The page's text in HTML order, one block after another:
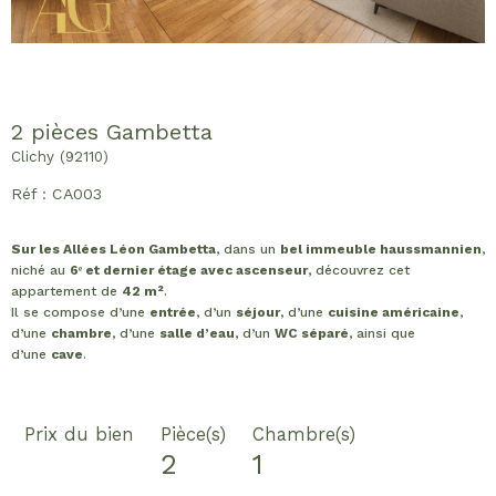
2 pièces Gambetta
Clichy (92110)
Réf : CA003
Sur les Allées Léon Gambetta, dans un bel immeuble haussmannien,
niché au 6ᵉ et dernier étage avec ascenseur, découvrez cet
appartement de 42 m².
Il se compose d’une entrée, d’un séjour, d’une cuisine américaine,
d’une chambre, d’une salle d’eau, d’un WC séparé, ainsi que
d’une cave.
Prix du bien Pièce(s)
2
Chambre(s)
1